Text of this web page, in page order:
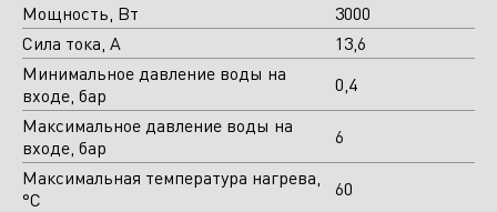
Мощность, Вт
3000
Сила тока, А
13,6
Минимальное давление воды на
входе, бар
0,4
Максимальное давление воды на
входе, бар
6
Максимальная температура нагрева,
°C
60